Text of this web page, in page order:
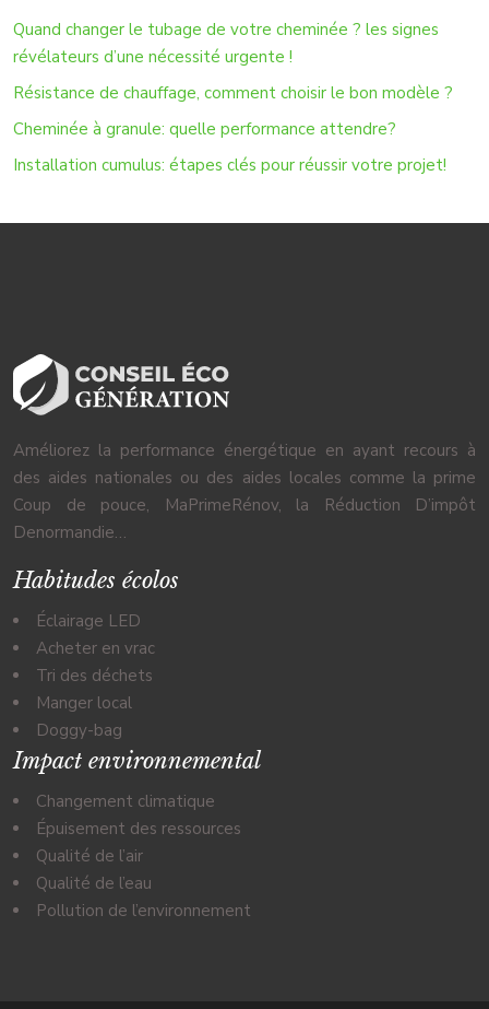
Quand changer le tubage de votre cheminée ? les signes
révélateurs d’une nécessité urgente !
Résistance de chauffage, comment choisir le bon modèle ?
Cheminée à granule: quelle performance attendre?
Installation cumulus: étapes clés pour réussir votre projet!
Améliorez la performance énergétique en ayant recours à
des aides nationales ou des aides locales comme la prime
Coup de pouce, MaPrimeRénov, la Réduction D’impôt
Denormandie…
Habitudes écolos
Éclairage LED
Acheter en vrac
Tri des déchets
Manger local
Doggy-bag
Impact environnemental
Changement climatique
Épuisement des ressources
Qualité de l’air
Qualité de l’eau
Pollution de l’environnement